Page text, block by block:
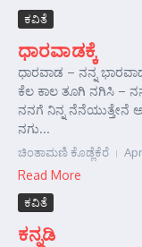
ಕವಿತೆ
ಧಾರವಾಡಕ್ಕೆ
ಧಾರವಾಡ – ನನ್ನ
ಕೆಲ ಕಾಲ ತೂಗಿ ನಗಿಸಿ –
ನನಗೆ ನಿನ್ನ ನೆನೆಯುತ್ತೇನೆ
ನಗು...
ಚಿಂತಾಮಣಿ ಕೊಡ್ಲೆಕೆರೆ
Read More
ಕವಿತೆ
ಕನ್ನಡಿ